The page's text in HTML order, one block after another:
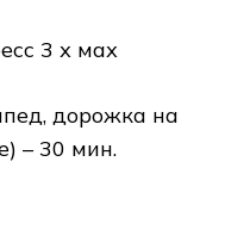
3 х мах
дорожка на
– 30 мин.